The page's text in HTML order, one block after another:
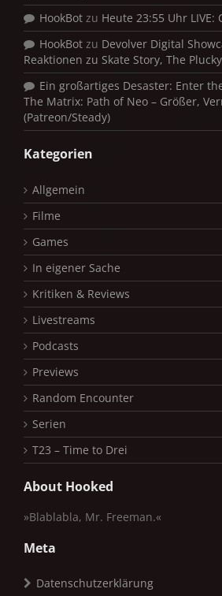
HookBot zu Heute 23:55 Uhr LIVE:
HookBot zu Devolver Digital
Reaktionen zu Skate Story, The
Ein großartiges Desaster: Enter
The Matrix: Path of Neo – Größer,
(Patreon/Steady)
Kategorien
Allgemein
Filme
Games
In eigener Sache
Kritiken & Reviews
Livestreams
Podcasts
Previews
Random Encounter
Serien
T23 – Time to Drei
About Hooked
»Blablabla, Mr. Freeman.«
Meta
Datenschutzerklärung